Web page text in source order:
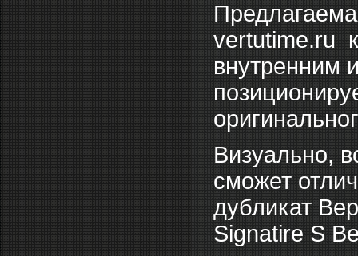
vertutime.ru
внутренним
Визуально,
сможет
дубликат
Signatire S